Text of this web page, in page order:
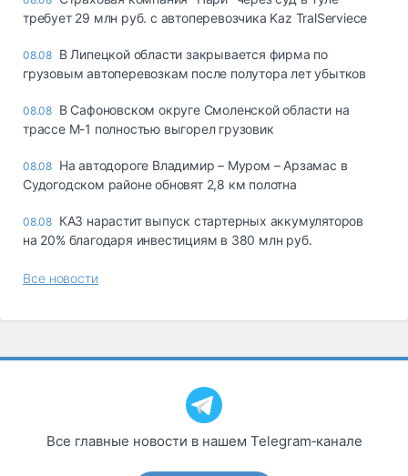
требует 29 млн руб. с автоперевозчика Kaz TralServiece
08.08 В Липецкой области закрывается фирма по
грузовым автоперевозкам после полутора лет убытков
08.08 В Сафоновском округе Смоленской области на
трассе М-1 полностью выгорел грузовик
08.08 На автодороге Владимир – Муром – Арзамас в
Судогодском районе обновят 2,8 км полотна
08.08 КАЗ нарастит выпуск стартерных аккумуляторов
на 20% благодаря инвестициям в 380 млн руб.
Все новости
Все главные новости в нашем Telegram‑канале